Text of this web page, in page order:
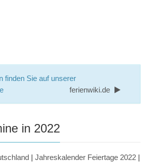
finden Sie auf unserer
ferienwiki.de
in 2022
| Jahreskalender Feiertage 2022 |